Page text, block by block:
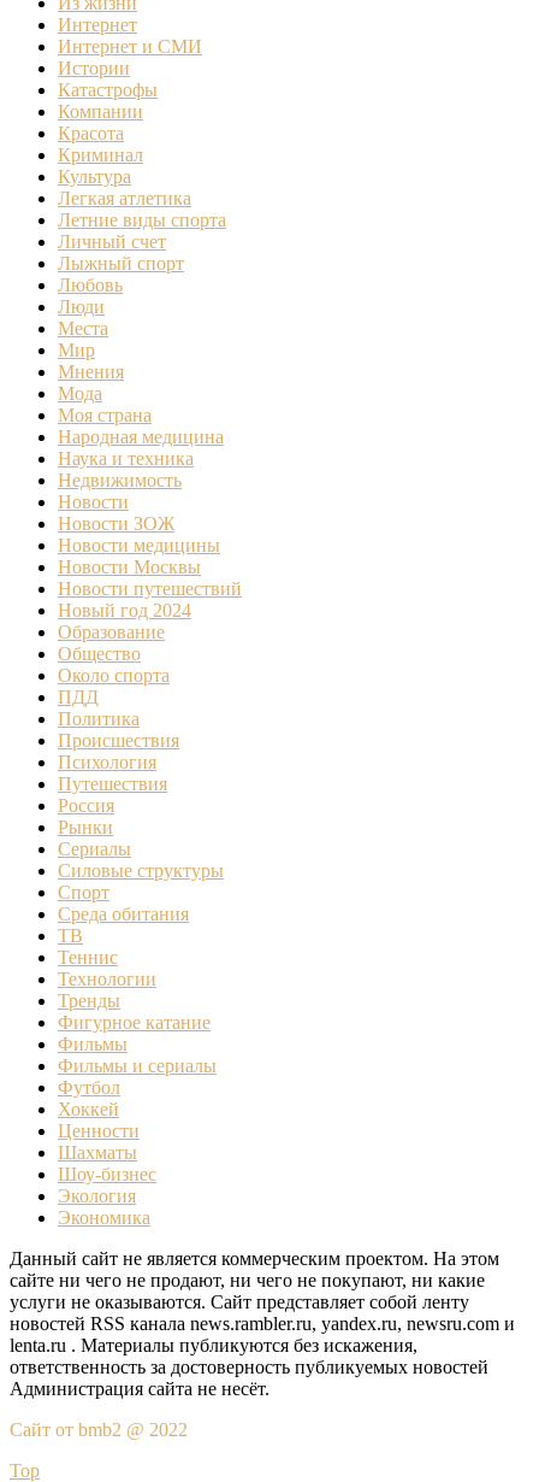
Интернет
Интернет и СМИ
Истории
Катастрофы
Компании
Красота
Криминал
Культура
Легкая атлетика
Летние виды спорта
Личный счет
Лыжный спорт
Любовь
Люди
Места
Мир
Мнения
Мода
Моя страна
Народная медицина
Наука и техника
Недвижимость
Новости
Новости ЗОЖ
Новости медицины
Новости Москвы
Новости путешествий
Новый год 2024
Образование
Общество
Около спорта
ПДД
Политика
Происшествия
Психология
Путешествия
Россия
Рынки
Сериалы
Силовые структуры
Спорт
Среда обитания
ТВ
Теннис
Технологии
Тренды
Фигурное катание
Фильмы
Фильмы и сериалы
Футбол
Хоккей
Ценности
Шахматы
Шоу-бизнес
Экология
Экономика
Данный сайт не является коммерческим проектом. На этом
сайте ни чего не продают, ни чего не покупают, ни какие
услуги не оказываются. Сайт представляет собой ленту
новостей RSS канала news.rambler.ru, yandex.ru, newsru.com и
lenta.ru . Материалы публикуются без искажения,
ответственность за достоверность публикуемых новостей
Администрация сайта не несёт.
Сайт от bmb2 @ 2022
Top